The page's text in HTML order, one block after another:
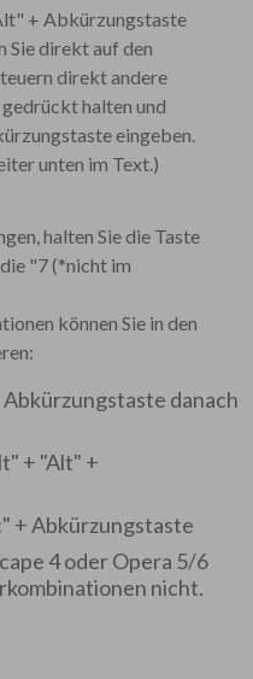
+ Abkürzungstaste
direkt auf den
direkt andere
halten und
eingeben.
unten im Text.)
halten Sie die Taste
"7 (*nicht im
können Sie in den
danach
+ "Alt" +
+ Abkürzungstaste
4 oder Opera 5/6
nicht.